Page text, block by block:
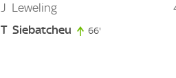
J Leweling
T Siebatcheu 66'